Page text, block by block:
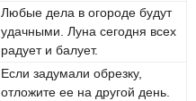
Любые дела в огороде будут
удачными. Луна сегодня всех
радует и балует.
Если задумали обрезку,
отложите ее на другой день.